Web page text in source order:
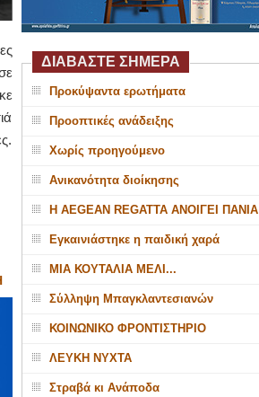
ΔΙΑΒΑΣΤΕ ΣΗΜΕΡΑ
Προκύψαντα ερωτήματα
Προοπτικές ανάδειξης
Χωρίς προηγούμενο
Ανικανότητα διοίκησης
Η AEGEAN REGATTA ΑΝΟΙΓΕΙ ΠΑΝΙΑ
Εγκαινιάστηκε η παιδική χαρά
ΜΙΑ ΚΟΥΤΑΛΙΑ ΜΕΛΙ...
Σύλληψη Μπαγκλαντεσιανών
ΚΟΙΝΩΝΙΚΟ ΦΡΟΝΤΙΣΤΗΡΙΟ
ΛΕΥΚΗ ΝΥΧΤΑ
Στραβά κι Ανάποδα